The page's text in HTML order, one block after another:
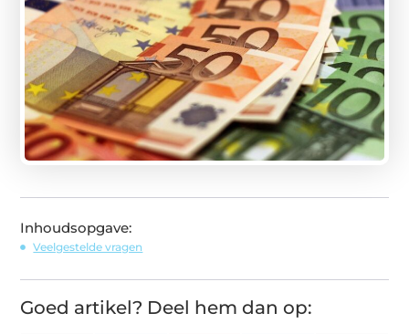
Inhoudsopgave:
Veelgestelde vragen
Goed artikel? Deel hem dan op: